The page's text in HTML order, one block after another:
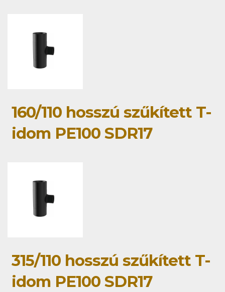
160/110 hosszú szűkített T-
idom PE100 SDR17
315/110 hosszú szűkített T-
idom PE100 SDR17